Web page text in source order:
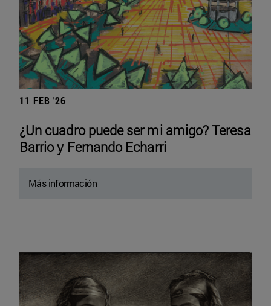
11 FEB '26
¿Un cuadro puede ser mi amigo? Teresa
Barrio y Fernando Echarri
Más información